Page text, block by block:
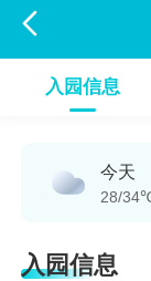

入园信息
今天
28/
入园信息